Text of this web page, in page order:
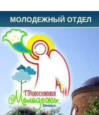
МОЛОДЕЖНЫЙ ОТДЕЛ